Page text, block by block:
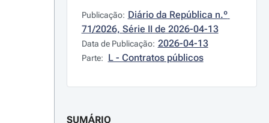
Publicação: Diário da República n.º
71/2026, Série II de 2026-04-13
Data de Publicação: 2026-04-13
Parte: L - Contratos públicos
SUMÁRIO